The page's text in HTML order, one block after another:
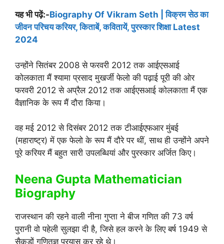
यह भी पढ़ें:-Biography Of Vikram Seth | विक्रम सेठ का
जीवन परिचय करियर, किताबें, कवितायें, पुरस्कार शिक्षा Latest
2024
उन्होंने सितंबर 2008 से फरवरी 2012 तक आईएसआई
कोलकाता मैं श्यामा प्रसाद मुखर्जी फेलो की पढ़ाई पूरी की ओर
फरवरी 2012 से अप्रैल 2012 तक आईएसआई कोलकाता मैं एक
वैज्ञानिक के रूप मैं दौरा किया।
वह मई 2012 से दिसंबर 2012 तक टीआईएफआर मुंबई
(महाराष्ट्र) में एक फेलो के रूप मैं दौरे पर थीं, साथ ही उन्होंने अपने
पूरे करियर मैं बहुत सारी उपलब्धियां और पुरस्कार अर्जित किए।
Neena Gupta Mathematician
Biography
राजस्थान की रहने वाली नीना गुप्ता ने बीज गणित की 73 वर्ष
पुरानी वो पहेली सुलझा दी है, जिसे हल करने के लिए बर्ष 1949 से
सैकड़ों गणितज्ञ प्रयास कर रहे थे।